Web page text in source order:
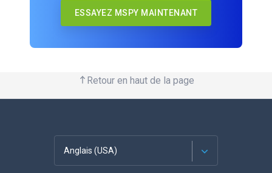
ESSAYEZ MSPY MAINTENANT
Retour en haut de la page
Anglais (USA)